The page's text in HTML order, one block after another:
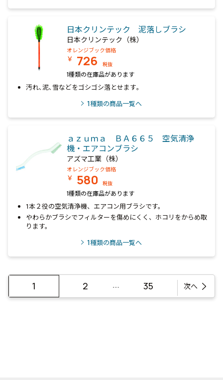
日本クリンテック 泥落しブラシ
日本クリンテック（株）
オレンジブック価格
￥ 726 税抜
1種類の在庫品があります
汚れ､泥､雪などをゴシゴシ落とせます｡
1種類の商品一覧へ
ａｚｕｍａ ＢＡ６６５ 空気清浄
機・エアコンブラシ
アズマ工業（株）
オレンジブック価格
￥ 580 税抜
1種類の在庫品があります
1本２役の空気清浄機、エアコン用ブラシです。
やわらかブラシでフィルターを傷めにくく、ホコリをからめ取
ります。
1種類の商品一覧へ
1 2 … 35 次へ